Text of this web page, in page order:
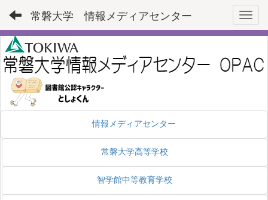
常磐大学 情報メディアセンター
情報メディアセンター
常磐大学高等学校
智学館中等教育学校